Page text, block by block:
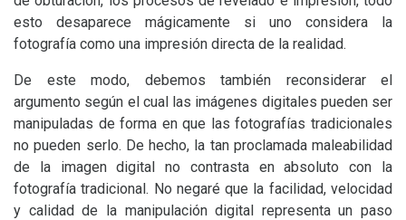
esto desaparece mágicamente si uno considera la
fotografía como una impresión directa de la realidad.
De este modo, debemos también reconsiderar el
argumento según el cual las imágenes digitales pueden ser
manipuladas de forma en que las fotografías tradicionales
no pueden serlo. De hecho, la tan proclamada maleabilidad
de la imagen digital no contrasta en absoluto con la
fotografía tradicional. No negaré que la facilidad, velocidad
y calidad de la manipulación digital representa un paso